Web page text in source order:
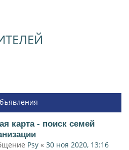
карта - поиск семей
Psy « 30 ноя 2020, 13:16